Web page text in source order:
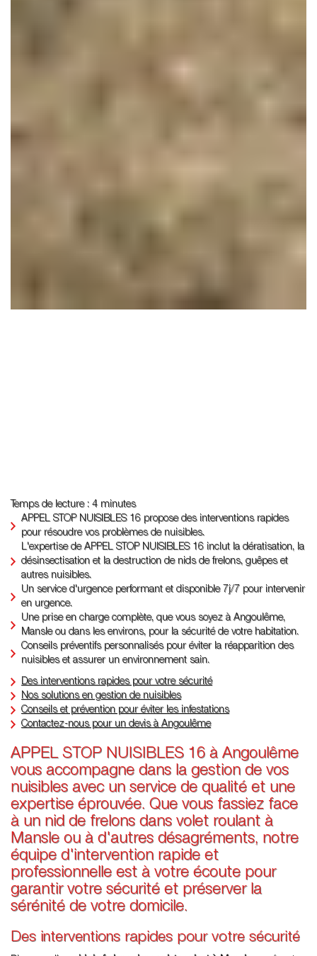
Temps de lecture : 4 minutes
APPEL STOP NUISIBLES 16 propose des interventions rapides
pour résoudre vos problèmes de nuisibles.
L'expertise de APPEL STOP NUISIBLES 16 inclut la dératisation, la
désinsectisation et la destruction de nids de frelons, guêpes et
autres nuisibles.
Un service d'urgence performant et disponible 7j/7 pour intervenir
en urgence.
Une prise en charge complète, que vous soyez à Angoulême,
Mansle ou dans les environs, pour la sécurité de votre habitation.
Conseils préventifs personnalisés pour éviter la réapparition des
nuisibles et assurer un environnement sain.
Des interventions rapides pour votre sécurité
Nos solutions en gestion de nuisibles
Conseils et prévention pour éviter les infestations
Contactez-nous pour un devis à Angoulême
APPEL STOP NUISIBLES 16 à Angoulême
vous accompagne dans la gestion de vos
nuisibles avec un service de qualité et une
expertise éprouvée. Que vous fassiez face
à un nid de frelons dans volet roulant à
Mansle ou à d'autres désagréments, notre
équipe d'intervention rapide et
professionnelle est à votre écoute pour
garantir votre sécurité et préserver la
sérénité de votre domicile.
Des interventions rapides pour votre sécurité